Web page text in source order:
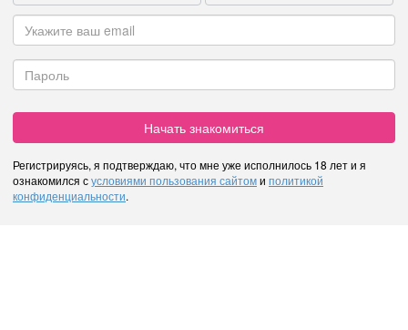
Начать знакомиться
Регистрируясь, я подтверждаю, что мне уже исполнилось 18 лет и я
ознакомился сусловиями пользования сайтоми политикой
конфиденциальности.